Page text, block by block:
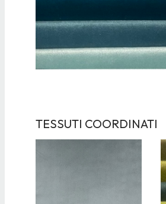
TESSUTI COORDINATI